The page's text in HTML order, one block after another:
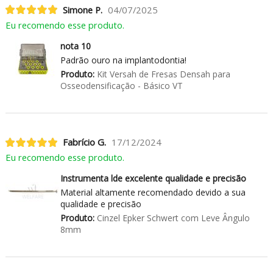
Simone P. 04/07/2025
Eu recomendo esse produto.
nota 10
Padrão ouro na implantodontia!
Produto:Kit Versah de Fresas Densah para
Osseodensificação - Básico VT
Fabrício G. 17/12/2024
Eu recomendo esse produto.
Instrumenta lde excelente qualidade e precisão
Material altamente recomendado devido a sua
qualidade e precisão
Produto:Cinzel Epker Schwert com Leve Ângulo
8mm